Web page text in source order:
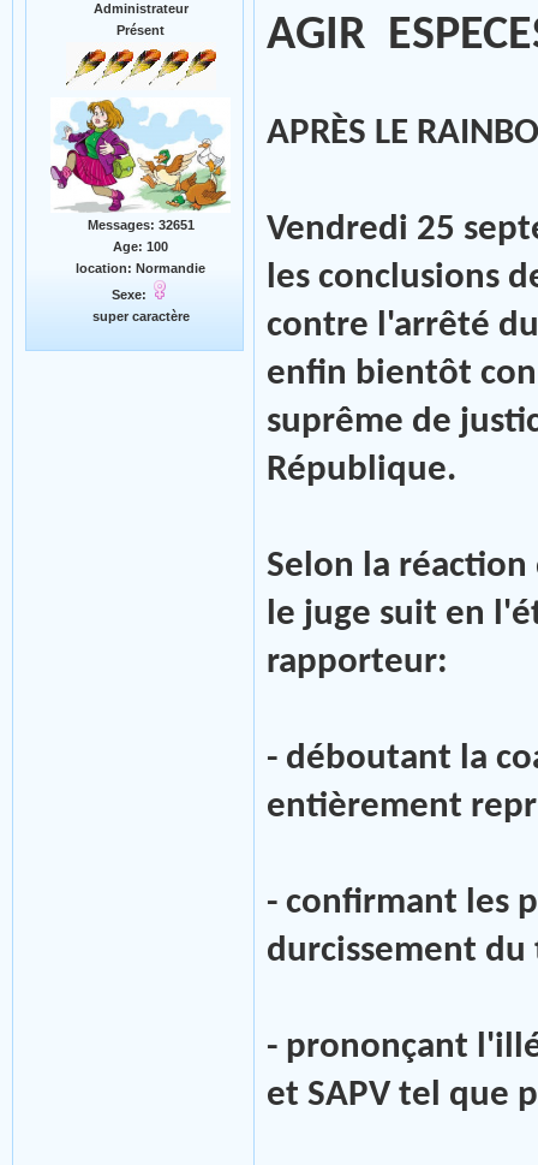
Administrateur
Présent
Messages: 32651
Age: 100
location: Normandie
Sexe:
super caractère
AGIR
APRÈS LE
Vendredi 25
les conclusions
contre l'arrêté
enfin bientôt
suprême de
République.
Selon la réaction
le juge suit en
rapporteur:
- déboutant la
entièrement
- confirmant les
durcissement du
- prononçant
et SAPV tel que